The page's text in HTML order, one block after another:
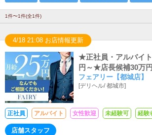
1件〜1件(全1件)
4/18 21:08 お店情報更新
★正社員・アルバイ
円～★店長候補30万
イト時給1,100円～★
バイト・社員希望いず
フェアリー【都城店】
[デリヘル/都城市]
正社員 アルバイト 女性歓迎 未経験可 経験
店舗スタッフ